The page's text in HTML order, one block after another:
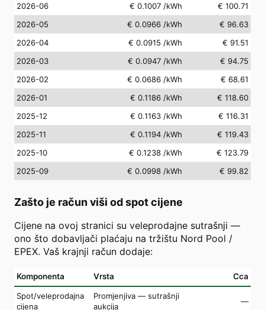
2026-06
€ 0.1007 /kWh
€ 100.71
2026-05
€ 0.0966 /kWh
€ 96.63
2026-04
€ 0.0915 /kWh
€ 91.51
2026-03
€ 0.0947 /kWh
€ 94.75
2026-02
€ 0.0686 /kWh
€ 68.61
2026-01
€ 0.1186 /kWh
€ 118.60
2025-12
€ 0.1163 /kWh
€ 116.31
2025-11
€ 0.1194 /kWh
€ 119.43
2025-10
€ 0.1238 /kWh
€ 123.79
2025-09
€ 0.0998 /kWh € 99.82
Zašto je račun viši od spot cijene
Cijene na ovoj stranici su veleprodajne sutrašnji —
ono što dobavljači plaćaju na tržištu Nord Pool /
EPEX. Vaš krajnji račun dodaje:
Komponenta Vrsta Cca
Spot/veleprodajna
cijena
Promjenjiva — sutrašnji
aukcija
—